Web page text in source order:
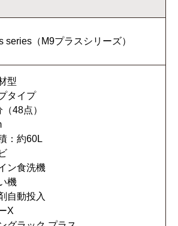
series（M9プラスシリーズ）
型
タイプ
48点）
：約60L
ン食洗機
機
自動投入
X